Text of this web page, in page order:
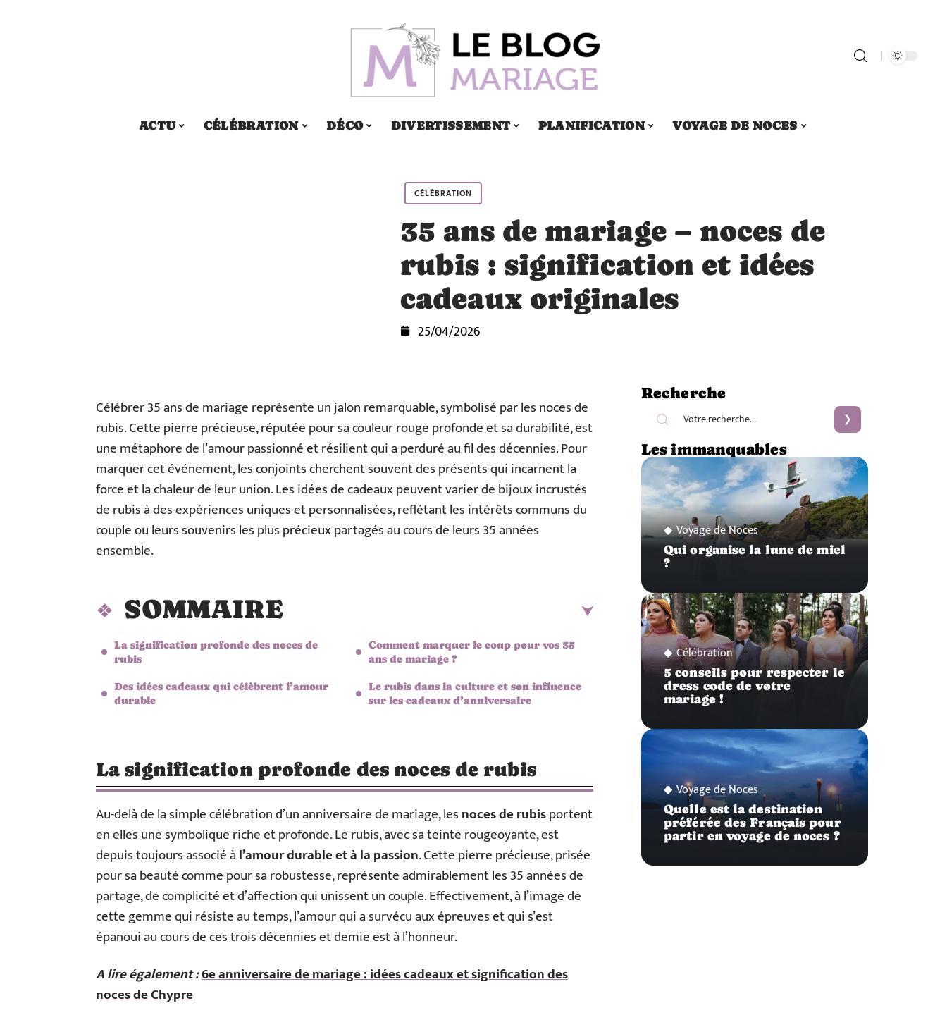
ACTU CÉLÉBRATION DÉCO DIVERTISSEMENT PLANIFICATION VOYAGE DE NOCES
CÉLÉBRATION
35 ans de mariage – noces de
rubis : signification et idées
cadeaux originales
25/04/2026
Célébrer 35 ans de mariage représente un jalon remarquable, symbolisé par les noces de
rubis. Cette pierre précieuse, réputée pour sa couleur rouge profonde et sa durabilité, est
une métaphore de l’amour passionné et résilient qui a perduré au fil des décennies. Pour
marquer cet événement, les conjoints cherchent souvent des présents qui incarnent la
force et la chaleur de leur union. Les idées de cadeaux peuvent varier de bijoux incrustés
de rubis à des expériences uniques et personnalisées, reflétant les intérêts communs du
couple ou leurs souvenirs les plus précieux partagés au cours de leurs 35 années
ensemble.
SOMMAIRE
La signification profonde des noces de
rubis
Des idées cadeaux qui célèbrent l’amour
durable
Comment marquer le coup pour vos 35
ans de mariage ?
Le rubis dans la culture et son influence
sur les cadeaux d’anniversaire
La signification profonde des noces de rubis
Au-delà de la simple célébration d’un anniversaire de mariage, lesnoces de rubisportent
en elles une symbolique riche et profonde. Le rubis, avec sa teinte rougeoyante, est
depuis toujours associé àl’amour durable et à la passion. Cette pierre précieuse, prisée
pour sa beauté comme pour sa robustesse, représente admirablement les 35 années de
partage, de complicité et d’affection qui unissent un couple. Effectivement, à l’image de
cette gemme qui résiste au temps, l’amour qui a survécu aux épreuves et qui s’est
épanoui au cours de ces trois décennies et demie est à l’honneur.
A lire également :6e anniversaire de mariage : idées cadeaux et signification des
noces de Chypre
Recherche
Les immanquables
Voyage de Noces
Qui organise la lune de miel
?
Célébration
5 conseils pour respecter le
dress code de votre
mariage !
Voyage de Noces
Quelle est la destination
préférée des Français pour
partir en voyage de noces ?